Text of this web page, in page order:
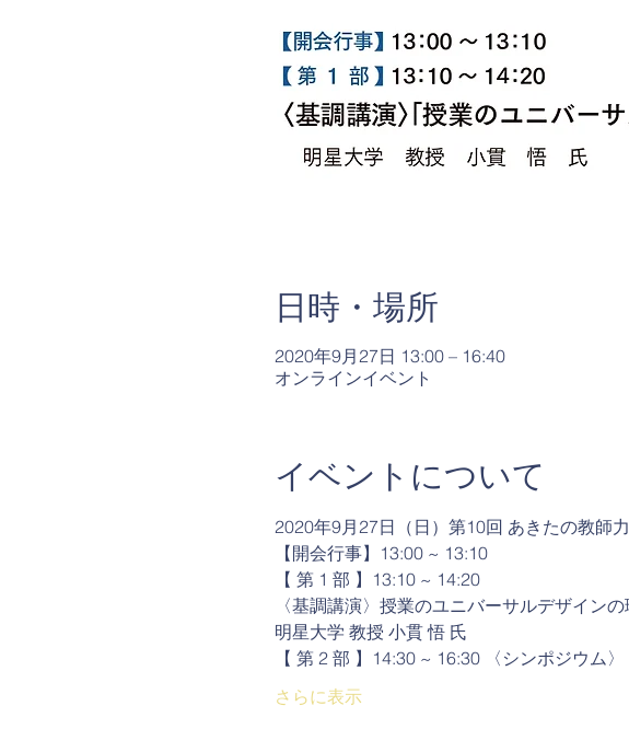
日時・場所
2020年9月27日 13:00 – 16:40
オンラインイベント
イベントについて
2020年9月27日（日）第10回 あきたの教師
【開会行事】13:00 ~ 13:10
【 第 1 部 】13:10 ~ 14:20
〈基調講演〉授業のユニバーサルデザインの
明星大学 教授 小貫 悟 氏
【 第 2 部 】14:30 ~ 16:30 〈シンポジウム
さらに表示